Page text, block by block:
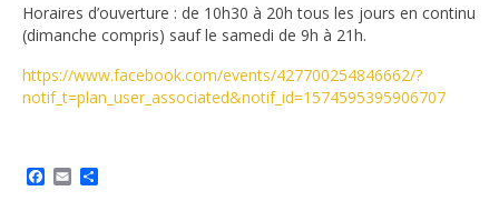
Horaires d’ouverture : de 10h30 à 20h tous les jours en continu
(dimanche compris) sauf le samedi de 9h à 21h.
https://www.facebook.com/events/427700254846662/?
notif_t=plan_user_associated&notif_id=1574595395906707
Facebook
Email